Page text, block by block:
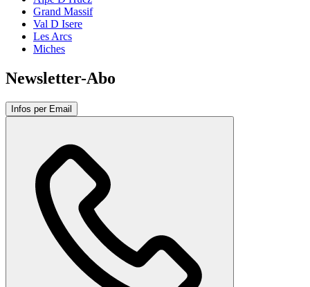
Grand Massif
Val D Isere
Les Arcs
Miches
Newsletter-Abo
Infos per Email